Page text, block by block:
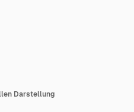
Darstellung